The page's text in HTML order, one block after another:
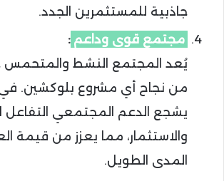
جاذبية للمستثمرين الجدد.
مجتمع قوي وداعم :
يُعد المجتمع النشط والمتحمس
من نجاح أي مشروع بلوكشين. في
يشجع الدعم المجتمعي التفاعل
والاستثمار، مما يعزز من قيمة
المدى الطويل.